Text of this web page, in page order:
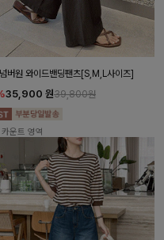
버원 와이드밴딩팬츠[S,M,L사이즈]
35,900 원39,800원
운트 영역